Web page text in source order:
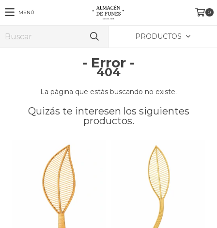
MENÚ 0
PRODUCTOS
- Error -
404
La página que estás buscando no existe.
Quizás te interesen los siguientes
productos.